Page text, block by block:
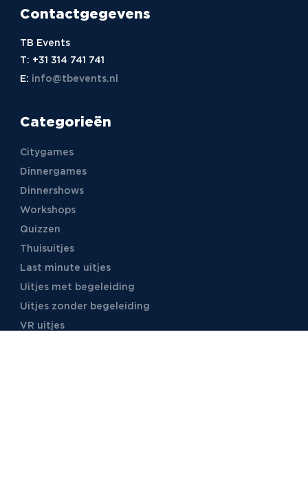
Contactgegevens
TB Events
T: +31 314 741 741
E: info@tbevents.nl
Categorieën
Citygames
Dinnergames
Dinnershows
Workshops
Quizzen
Thuisuitjes
Last minute uitjes
Uitjes met begeleiding
Uitjes zonder begeleiding
VR uitjes